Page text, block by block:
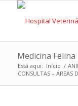
Medicina Felina
Está aqui: Início /
CONSULTAS – ÁREAS